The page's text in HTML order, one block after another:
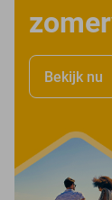
Bekijk nu